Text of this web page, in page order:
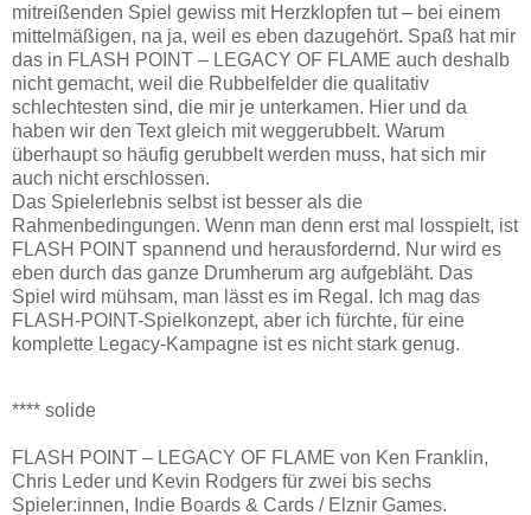
mitreißenden Spiel gewiss mit Herzklopfen tut – bei einem
mittelmäßigen, na ja, weil es eben dazugehört. Spaß hat mir
das in FLASH POINT – LEGACY OF FLAME auch deshalb
nicht gemacht, weil die Rubbelfelder die qualitativ
schlechtesten sind, die mir je unterkamen. Hier und da
haben wir den Text gleich mit weggerubbelt. Warum
überhaupt so häufig gerubbelt werden muss, hat sich mir
auch nicht erschlossen.
Das Spielerlebnis selbst ist besser als die
Rahmenbedingungen. Wenn man denn erst mal losspielt, ist
FLASH POINT spannend und herausfordernd. Nur wird es
eben durch das ganze Drumherum arg aufgebläht. Das
Spiel wird mühsam, man lässt es im Regal. Ich mag das
FLASH-POINT-Spielkonzept, aber ich fürchte, für eine
komplette Legacy-Kampagne ist es nicht stark genug.
**** solide
FLASH POINT – LEGACY OF FLAME von Ken Franklin,
Chris Leder und Kevin Rodgers für zwei bis sechs
Spieler:innen, Indie Boards & Cards / Elznir Games.